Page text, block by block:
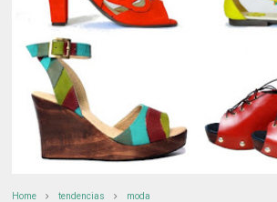
Home tendencias moda